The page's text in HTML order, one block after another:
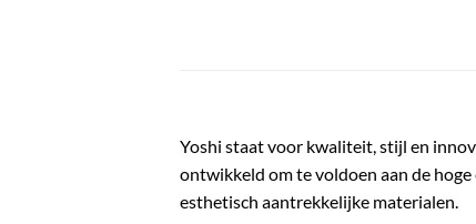
Yoshi staat voor kwaliteit, stijl en
ontwikkeld om te voldoen aan de
esthetisch aantrekkelijke materialen.